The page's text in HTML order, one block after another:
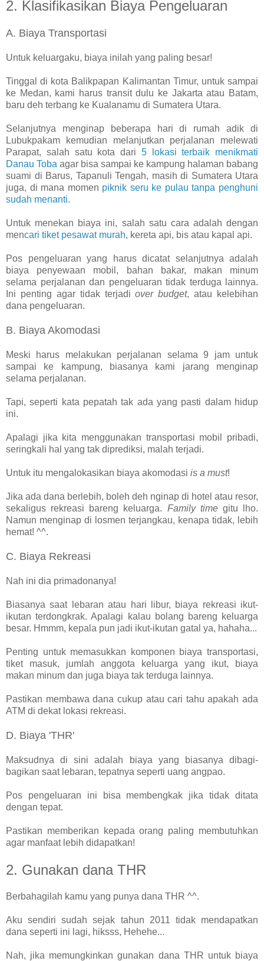
2. Klasifikasikan Biaya Pengeluaran
A. Biaya Transportasi
Untuk keluargaku, biaya inilah yang paling besar!
Tinggal di kota Balikpapan Kalimantan Timur, untuk sampai
ke Medan, kami harus transit dulu ke Jakarta atau Batam,
baru deh terbang ke Kualanamu di Sumatera Utara.
Selanjutnya menginap beberapa hari di rumah adik di
Lubukpakam kemudian melanjutkan perjalanan melewati
Parapat, salah satu kota dari 5 lokasi terbaik menikmati
Danau Toba agar bisa sampai ke kampung halaman babang
suami di Barus, Tapanuli Tengah, masih di Sumatera Utara
juga, di mana momen piknik seru ke pulau tanpa penghuni
sudah menanti.
Untuk menekan biaya ini, salah satu cara adalah dengan
mencari tiket pesawat murah, kereta api, bis atau kapal api.
Pos pengeluaran yang harus dicatat selanjutnya adalah
biaya penyewaan mobil, bahan bakar, makan minum
selama perjalanan dan pengeluaran tidak terduga lainnya.
Ini penting agar tidak terjadiover budget, atau kelebihan
dana pengeluaran.
B. Biaya Akomodasi
Meski harus melakukan perjalanan selama 9 jam untuk
sampai ke kampung, biasanya kami jarang menginap
selama perjalanan.
Tapi, seperti kata pepatah tak ada yang pasti dalam hidup
ini.
Apalagi jika kita menggunakan transportasi mobil pribadi,
seringkali hal yang tak diprediksi, malah terjadi.
Untuk itu mengalokasikan biaya akomodasi is a must!
Jika ada dana berlebih, boleh deh nginap di hotel atau resor,
sekaligus rekreasi bareng keluarga. Family timegitu lho.
Namun menginap di losmen terjangkau, kenapa tidak, lebih
hemat! ^^.
C. Biaya Rekreasi
Nah ini dia primadonanya!
Biasanya saat lebaran atau hari libur, biaya rekreasi ikut-
ikutan terdongkrak. Apalagi kalau bolang bareng keluarga
besar. Hmmm, kepala pun jadi ikut-ikutan gatal ya, hahaha...
Penting untuk memasukkan komponen biaya transportasi,
tiket masuk, jumlah anggota keluarga yang ikut, biaya
makan minum dan juga biaya tak terduga lainnya.
Pastikan membawa dana cukup atau cari tahu apakah ada
ATM di dekat lokasi rekreasi.
D. Biaya 'THR'
Maksudnya di sini adalah biaya yang biasanya dibagi-
bagikan saat lebaran, tepatnya seperti uang angpao.
Pos pengeluaran ini bisa membengkak jika tidak ditata
dengan tepat.
Pastikan memberikan kepada orang paling membutuhkan
agar manfaat lebih didapatkan!
2. Gunakan dana THR
Berbahagilah kamu yang punya dana THR ^^.
Aku sendiri sudah sejak tahun 2011 tidak mendapatkan
dana seperti ini lagi, hiksss, Hehehe...
Nah, jika memungkinkan gunakan dana THR untuk biaya